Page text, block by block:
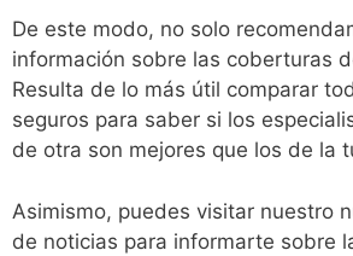
De este modo, no solo
información sobre las coberturas
Resulta de lo más útil comparar
seguros para saber si los
de otra son mejores que los de la
Asimismo, puedes visitar nuestro
de noticias para informarte sobre